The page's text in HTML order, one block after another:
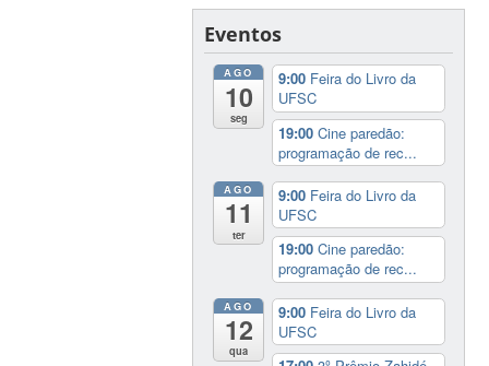
Eventos
AGO
10
seg
9:00 Feira do Livro da
UFSC
19:00Cine paredão:
programação de rec...
AGO
11
ter
9:00 Feira do Livro da
UFSC
19:00Cine paredão:
programação de rec...
AGO
12
qua
9:00 Feira do Livro da
UFSC